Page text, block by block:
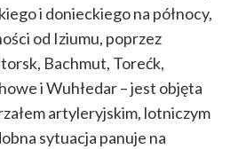
i donieckiego na północy,
od Iziumu, poprzez
Bachmut, Torećk,
i Wuhłedar – jest objęta
artyleryjskim, lotniczym
sytuacja panuje na